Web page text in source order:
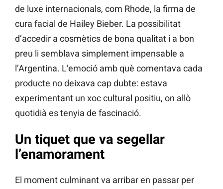
de luxe internacionals, com Rhode, la firma de
cura facial de Hailey Bieber. La possibilitat
d’accedir a cosmètics de bona qualitat i a bon
preu li semblava simplement impensable a
l’Argentina. L’emoció amb què comentava cada
producte no deixava cap dubte: estava
experimentant un xoc cultural positiu, on allò
quotidià es tenyia de fascinació.
Un tiquet que va segellar
l’enamorament
El moment culminant va arribar en passar per